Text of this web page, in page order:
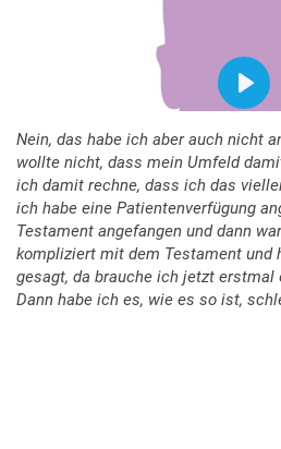
Nein, das habe ich aber auch nicht
wollte nicht, dass mein Umfeld
ich damit rechne, dass ich das
ich habe eine Patientenverfügung
Testament angefangen und dann
kompliziert mit dem Testament und
gesagt, da brauche ich jetzt erstmal
Dann habe ich es, wie es so ist,